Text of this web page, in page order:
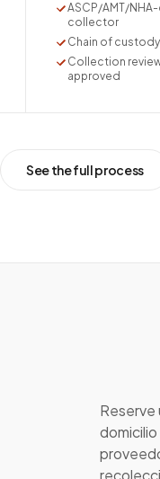
ASCP/AMT/
collector
Chain of
Collection
approved
See the full process
Reserve